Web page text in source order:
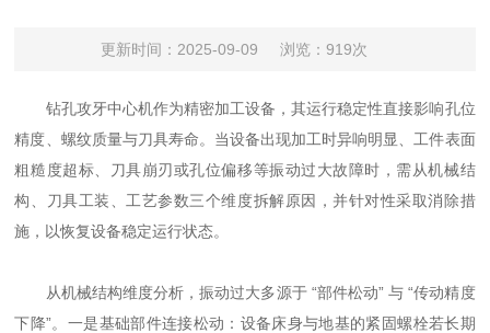
更新时间：2025-09-09 浏览：919次
钻孔攻牙中心机作为精密加工设备，其运行稳定性直接影响孔位
精度、螺纹质量与刀具寿命。当设备出现加工时异响明显、工件表面
粗糙度超标、刀具崩刃或孔位偏移等振动过大故障时，需从机械结
构、刀具工装、工艺参数三个维度拆解原因，并针对性采取消除措
施，以恢复设备稳定运行状态。
从机械结构维度分析，振动过大多源于 “部件松动” 与 “传动精度
下降”。一是基础部件连接松动：设备床身与地基的紧固螺栓若长期